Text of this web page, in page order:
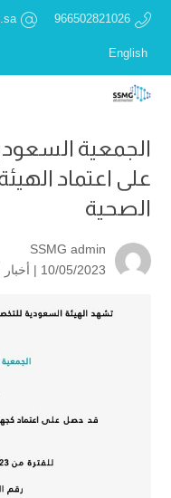
966502821026
English
الجمعية
على اعتماد
الصحية
SSMG admin
10/05/2023 |